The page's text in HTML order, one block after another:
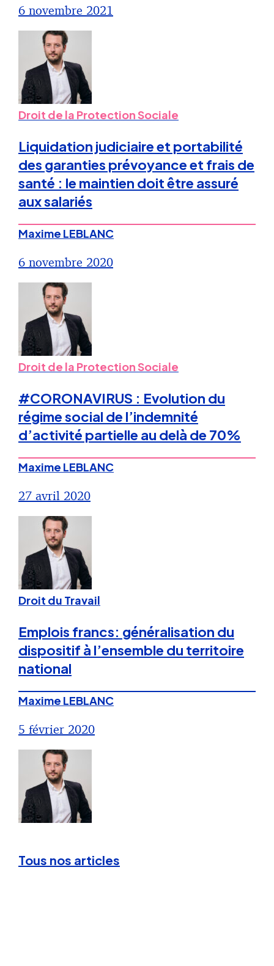
6 novembre 2021
Droit de la Protection Sociale
Liquidation judiciaire et portabilité
des garanties prévoyance et frais de
santé : le maintien doit être assuré
aux salariés
Maxime LEBLANC
6 novembre 2020
Droit de la Protection Sociale
#CORONAVIRUS : Evolution du
régime social de l’indemnité
d’activité partielle au delà de 70%
Maxime LEBLANC
27 avril 2020
Droit du Travail
Emplois francs: généralisation du
dispositif à l’ensemble du territoire
national
Maxime LEBLANC
5 février 2020
Tous nos articles